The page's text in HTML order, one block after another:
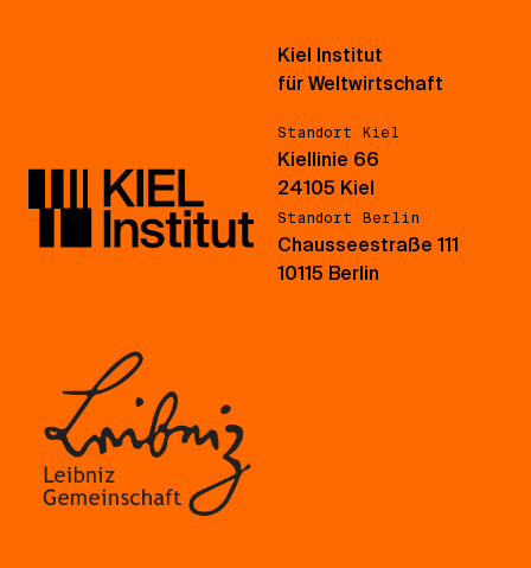
Kiel Institut
für Weltwirtschaft
Standort Kiel
Kiellinie 66
24105 Kiel
Standort Berlin
Chausseestraße 111
10115 Berlin